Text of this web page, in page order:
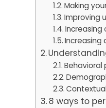
Making
Improving
Increasing
Behavioral
8 ways to